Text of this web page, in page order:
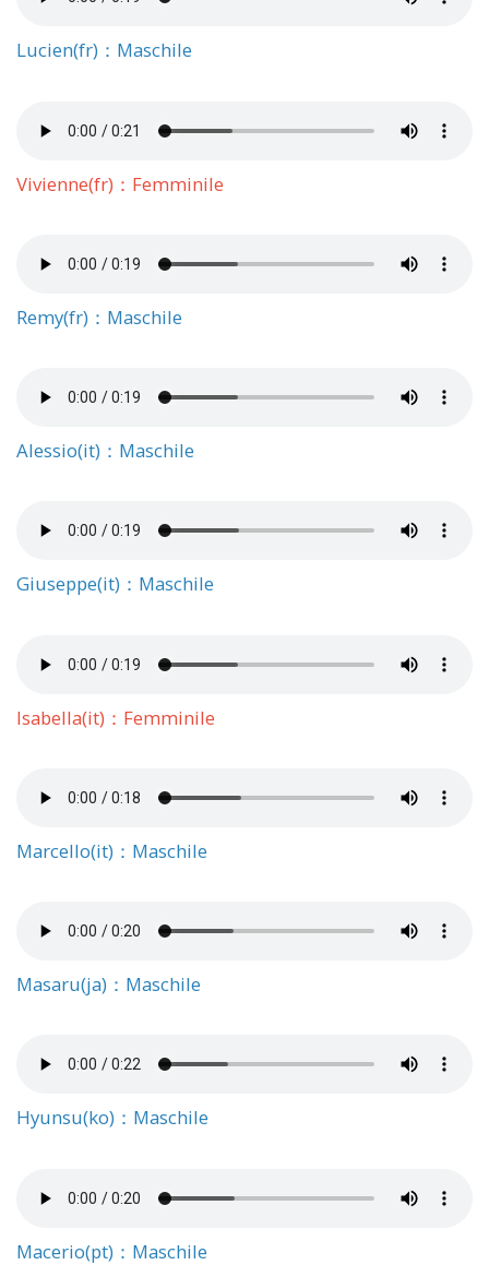
Lucien(fr)：Maschile
Vivienne(fr)：Femminile
Remy(fr)：Maschile
Alessio(it)：Maschile
Giuseppe(it)：Maschile
Isabella(it)：Femminile
Marcello(it)：Maschile
Masaru(ja)：Maschile
Hyunsu(ko)：Maschile
Macerio(pt)：Maschile